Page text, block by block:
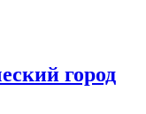
город